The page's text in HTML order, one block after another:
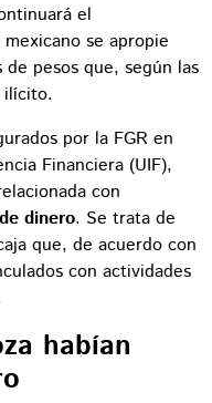
el
se apropie
pesos que, según las
ilícito.
por la FGR en
Financiera (UIF),
con
dinero. Se trata de
que, de acuerdo con
con actividades
habían